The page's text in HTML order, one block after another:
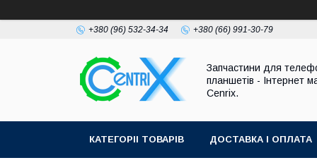
+380 (96) 532-34-34 +380 (66) 991-30-79
Запчастини для
планшетів - Інтернет
Cenrix.
КАТЕГОРІІ ТОВАРІВ ДОСТАВКА І ОПЛАТА